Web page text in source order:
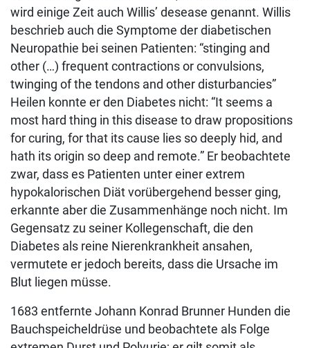
wird einige Zeit auch Willis’ desease genannt. Willis
beschrieb auch die Symptome der diabetischen
Neuropathie bei seinen Patienten: “stinging and
other (…) frequent contractions or convulsions,
twinging of the tendons and other disturbancies”
Heilen konnte er den Diabetes nicht: “It seems a
most hard thing in this disease to draw propositions
for curing, for that its cause lies so deeply hid, and
hath its origin so deep and remote.” Er beobachtete
zwar, dass es Patienten unter einer extrem
hypokalorischen Diät vorübergehend besser ging,
erkannte aber die Zusammenhänge noch nicht. Im
Gegensatz zu seiner Kollegenschaft, die den
Diabetes als reine Nierenkrankheit ansahen,
vermutete er jedoch bereits, dass die Ursache im
Blut liegen müsse.
1683 entfernte Johann Konrad Brunner Hunden die
Bauchspeicheldrüse und beobachtete als Folge